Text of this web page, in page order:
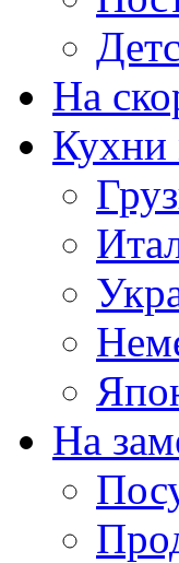
На
Кухни
На